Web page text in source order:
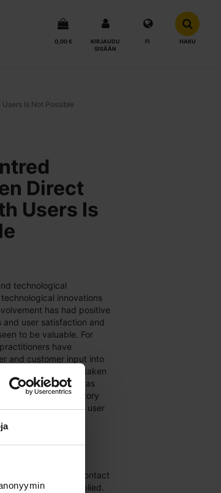
0,00 €
KIRJAUDU
SISÄÄN
FI HAKU
Is Not Possible
Direct
Users Is
technological
innovations
has had positive
user satisfaction and
to be valuable. For
have
and customer input into
and this has taken
study fields, such as
participatory
design (HCD), user
without direct contact
the practices applied.